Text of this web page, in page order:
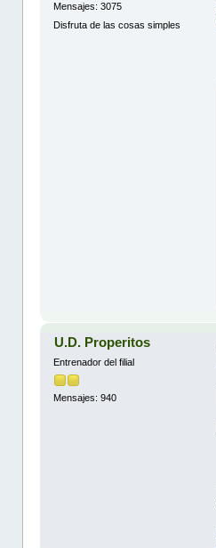
Mensajes: 3075
Disfruta de las cosas simples
U.D. Properitos
Entrenador del filial
Mensajes: 940